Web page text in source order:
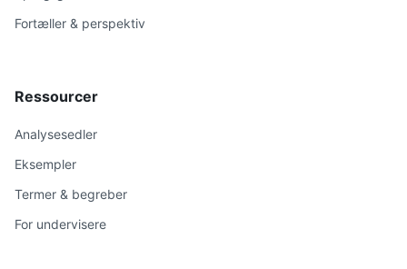
Fortæller & perspektiv
Ressourcer
Analysesedler
Eksempler
Termer & begreber
For undervisere